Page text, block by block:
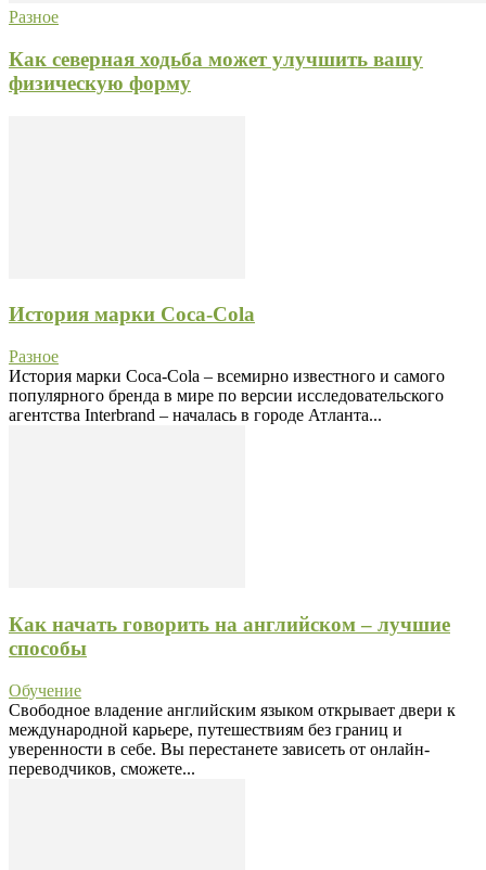
Разное
Как северная ходьба может улучшить вашу
физическую форму
История марки Coca-Cola
Разное
История марки Coca-Cola – всемирно известного и самого
популярного бренда в мире по версии исследовательского
агентства Interbrand – началась в городе Атланта...
Как начать говорить на английском – лучшие
способы
Обучение
Свободное владение английским языком открывает двери к
международной карьере, путешествиям без границ и
уверенности в себе. Вы перестанете зависеть от онлайн-
переводчиков, сможете...